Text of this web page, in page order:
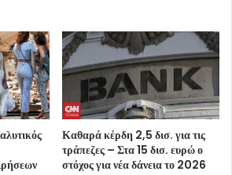
Καθαρά κέρδη 2,5 δισ. για τις
τράπεζες – Στα 15 δισ. ευρώ ο
στόχος για νέα δάνεια το 2026